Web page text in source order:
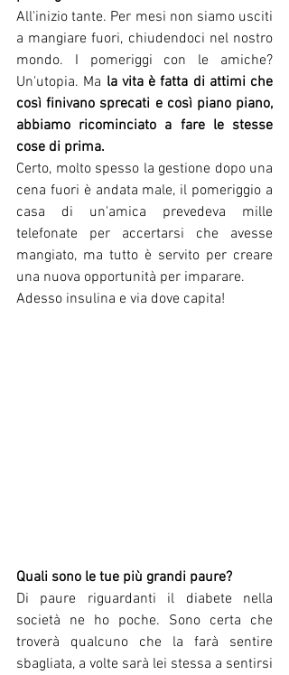
All'inizio tante. Per mesi non siamo usciti
a mangiare fuori, chiudendoci nel nostro
mondo. I pomeriggi con le amiche?
Un'utopia. Ma la vita è fatta di attimi che
così finivano sprecati e così piano piano,
abbiamo ricominciato a fare le stesse
cose di prima.
Certo, molto spesso la gestione dopo una
cena fuori è andata male, il pomeriggio a
casa di un'amica prevedeva mille
telefonate per accertarsi che avesse
mangiato, ma tutto è servito per creare
una nuova opportunità per imparare.
Adesso insulina e via dove capita!
Quali sono le tue più grandi paure?
Di paure riguardanti il diabete nella
società ne ho poche. Sono certa che
troverà qualcuno che la farà sentire
sbagliata, a volte sarà lei stessa a sentirsi